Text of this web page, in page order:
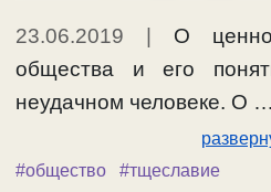
23.06.2019
О
общества и его
неудачном человеке. О …
#общество
#тщеславие